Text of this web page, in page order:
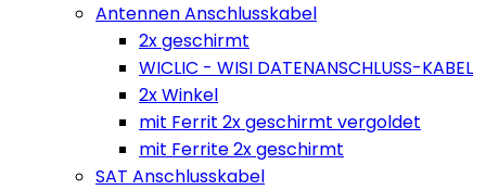
Antennen Anschlusskabel
2x geschirmt
WICLIC - WISI DATENANSCHLUSS-KABEL
2x Winkel
mit Ferrit 2x geschirmt vergoldet
mit Ferrite 2x geschirmt
SAT Anschlusskabel